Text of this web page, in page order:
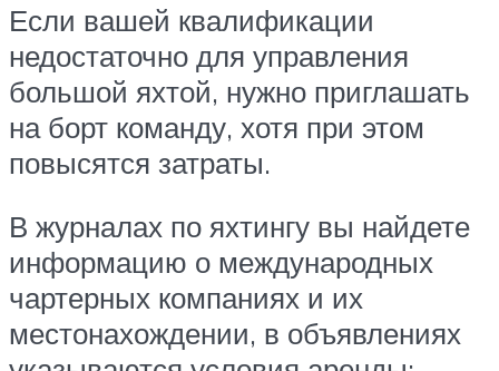
Если вашей квалификации
недостаточно для управления
большой яхтой, нужно приглашать
на борт команду, хотя при этом
повысятся затраты.
В журналах по яхтингу вы найдете
информацию о международных
чартерных компаниях и их
местонахождении, в объявлениях